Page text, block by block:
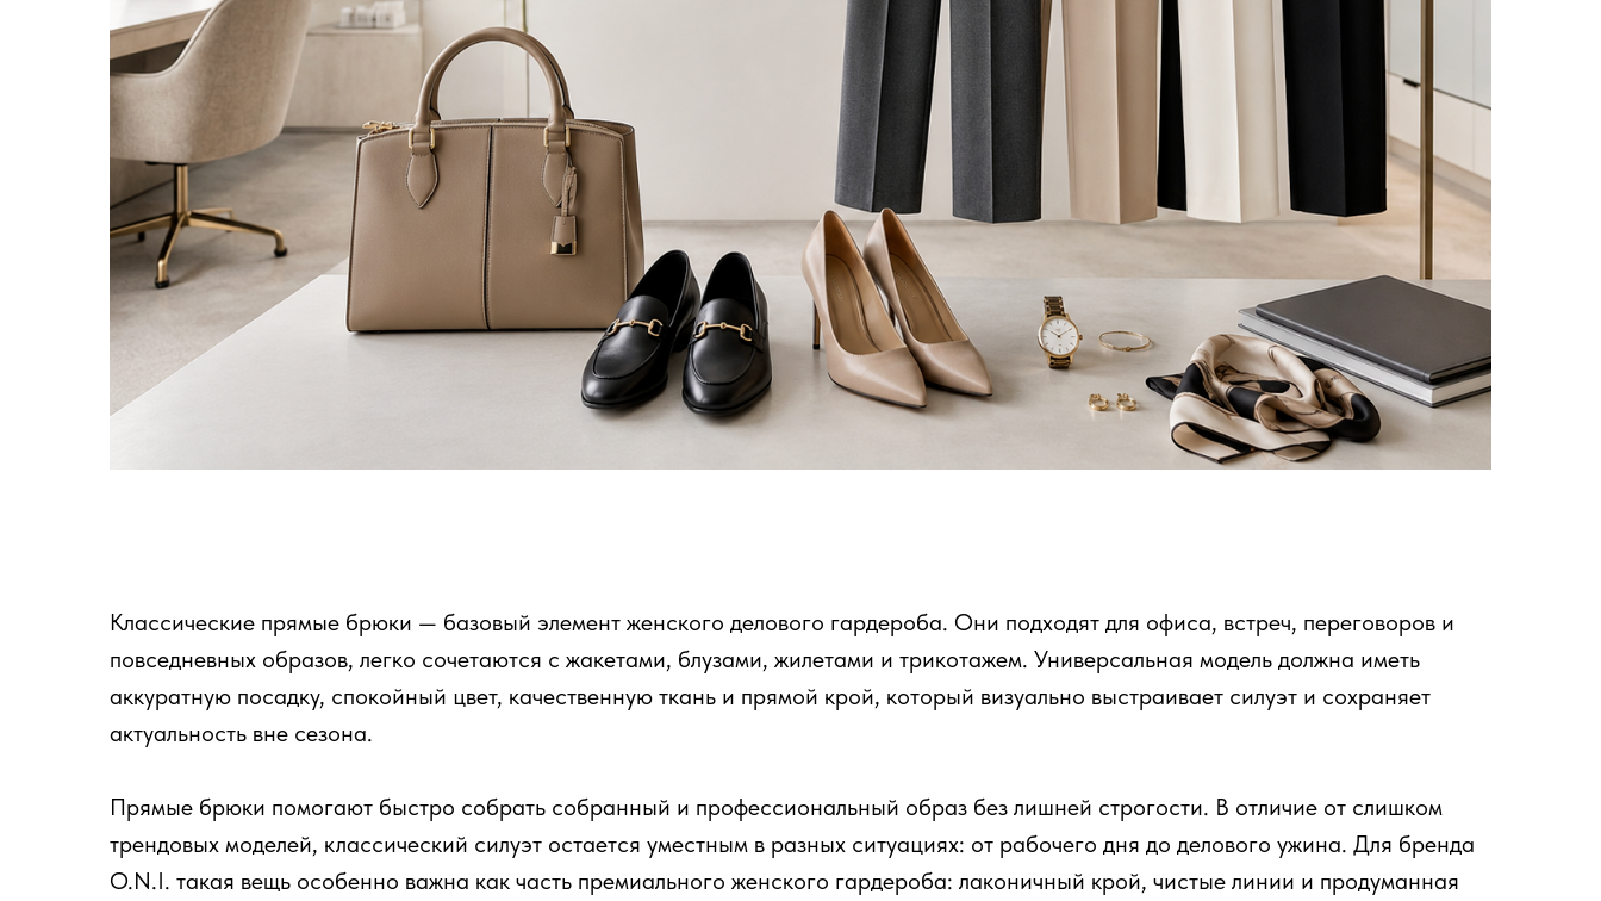
Классические прямые брюки — базовый элемент женского делового гардероба. Они подходят для офиса, встреч, переговоров и
повседневных образов, легко сочетаются с жакетами, блузами, жилетами и трикотажем. Универсальная модель должна иметь
аккуратную посадку, спокойный цвет, качественную ткань и прямой крой, который визуально выстраивает силуэт и сохраняет
актуальность вне сезона.
Прямые брюки помогают быстро собрать собранный и профессиональный образ без лишней строгости. В отличие от слишком
трендовых моделей, классический силуэт остается уместным в разных ситуациях: от рабочего дня до делового ужина. Для бренда
O.N.I. такая вещь особенно важна как часть премиального женского гардероба: лаконичный крой, чистые линии и продуманная